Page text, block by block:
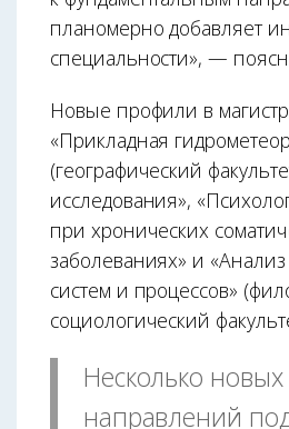
планомерно добавляет
специальности», —
Новые профили в
«Прикладная
(географический
исследования»,
при хронических
заболеваниях» и
систем и процессов»
социологический
Несколько новых
направлений